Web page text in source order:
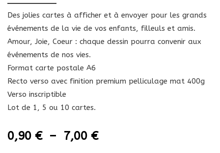
Des jolies cartes à afficher et à envoyer pour les grands
événements de la vie de vos enfants, filleuls et amis.
Amour, Joie, Coeur : chaque dessin pourra convenir aux
événements de nos vies.
Format carte postale A6
Recto verso avec finition premium pelliculage mat 400g
Verso inscriptible
Lot de 1, 5 ou 10 cartes.
0,90 € – 7,00 €